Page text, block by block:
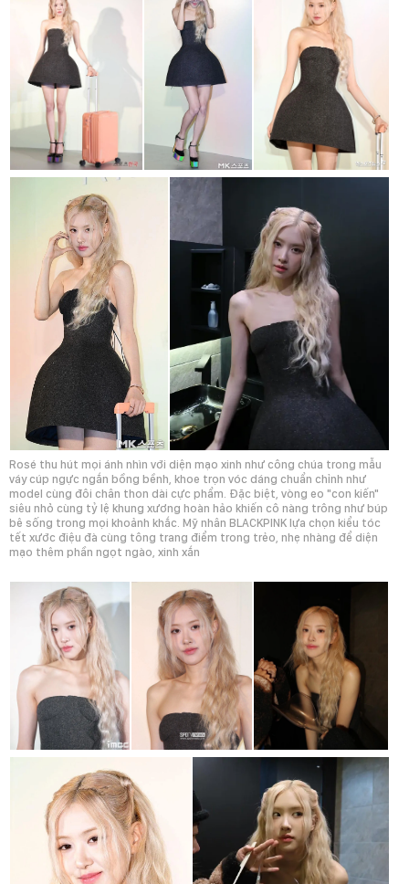
Rosé thu hút mọi ánh nhìn với diện mạo xinh như công chúa trong mẫu
váy cúp ngực ngắn bồng bềnh, khoe trọn vóc dáng chuẩn chỉnh như
model cùng đôi chân thon dài cực phẩm. Đặc biệt, vòng eo "con kiến"
siêu nhỏ cùng tỷ lệ khung xương hoàn hảo khiến cô nàng trông như búp
bê sống trong mọi khoảnh khắc. Mỹ nhân BLACKPINK lựa chọn kiểu tóc
tết xước điệu đà cùng tông trang điểm trong trẻo, nhẹ nhàng để diện
mạo thêm phần ngọt ngào, xinh xắn